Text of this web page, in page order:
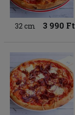
32 cm 3 990 Ft